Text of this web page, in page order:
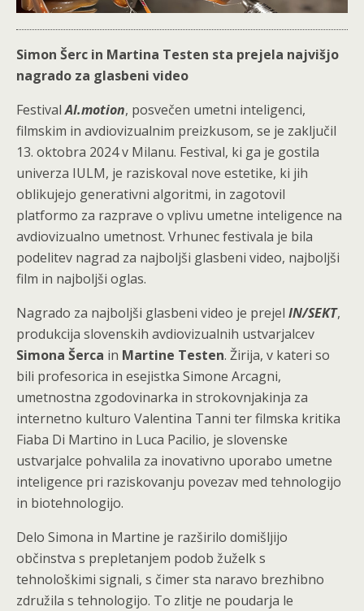
Simon Šerc in Martina Testen sta prejela najvišjo
nagrado za glasbeni video
FestivalAI.motion, posvečen umetni inteligenci,
filmskim in avdiovizualnim preizkusom, se je zaključil
13. oktobra 2024 v Milanu. Festival, ki ga je gostila
univerza IULM, je raziskoval nove estetike, ki jih
oblikujejo generativni algoritmi, in zagotovil
platformo za razprave o vplivu umetne inteligence na
avdiovizualno umetnost. Vrhunec festivala je bila
podelitev nagrad za najboljši glasbeni video, najboljši
film in najboljši oglas.
Nagrado za najboljši glasbeni video je prejel IN/SEKT,
produkcija slovenskih avdiovizualnih ustvarjalcev
Simona Šerca in Martine Testen. Žirija, v kateri so
bili profesorica in esejistka Simone Arcagni,
umetnostna zgodovinarka in strokovnjakinja za
internetno kulturo Valentina Tanni ter filmska kritika
Fiaba Di Martino in Luca Pacilio, je slovenske
ustvarjalce pohvalila za inovativno uporabo umetne
inteligence pri raziskovanju povezav med tehnologijo
in biotehnologijo.
Delo Simona in Martine je razširilo domišljijo
občinstva s prepletanjem podob žuželk s
tehnološkimi signali, s čimer sta naravo brezhibno
združila s tehnologijo. To zlitje ne poudarja le